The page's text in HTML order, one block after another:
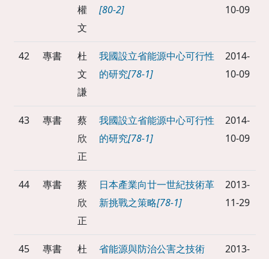
權
文
[80-2]
10-09
42 專書
杜
文
謙
我國設立省能源中心可行性
的研究[78-1]
2014-
10-09
43 專書
蔡
欣
正
我國設立省能源中心可行性
的研究[78-1]
2014-
10-09
44 專書
蔡
欣
正
日本產業向廿一世紀技術革
新挑戰之策略[78-1]
2013-
11-29
45 專書
杜
省能源與防治公害之技術
2013-